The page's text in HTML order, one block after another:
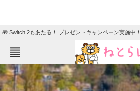
🎁 Switch 2もあたる！ プレゼントキャンペーン実施中！
ねとらぼメニュー
TOP ニュース